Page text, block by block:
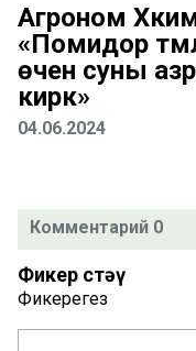
Агроном
«Помидор
өчен суны
кирәк»
04.06.2024
Комментарий 0
Фикер өстәү
Фикерегез